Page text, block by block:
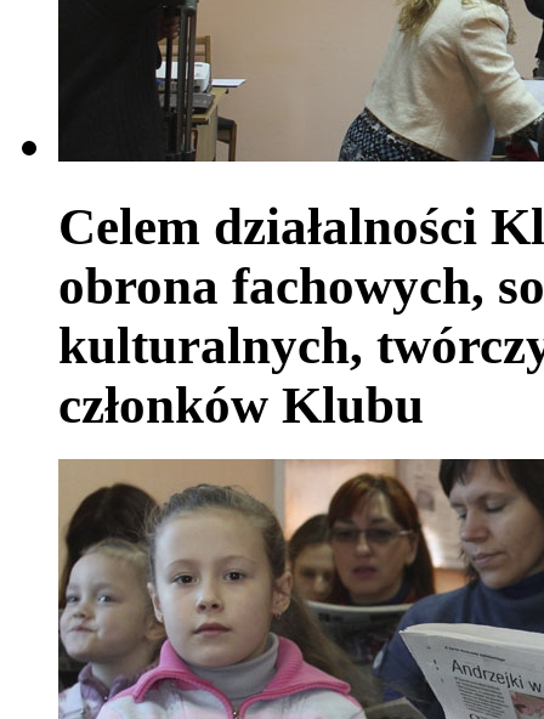
Celem działalności
obrona fachowych,
kulturalnych,
członków Klubu